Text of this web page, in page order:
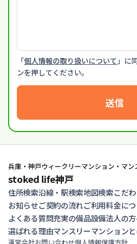
「個人情報の取り扱いについて」に
ンを押してください。
送信
兵庫・神戸ウィークリーマンション・マ
stoked life神戸
住所検索沿線・駅検索地図検索こだ
お知らせご契約の流れご利用料金に
よくある質問充実の備品設備法人の
選ばれる理由マンスリーマンション